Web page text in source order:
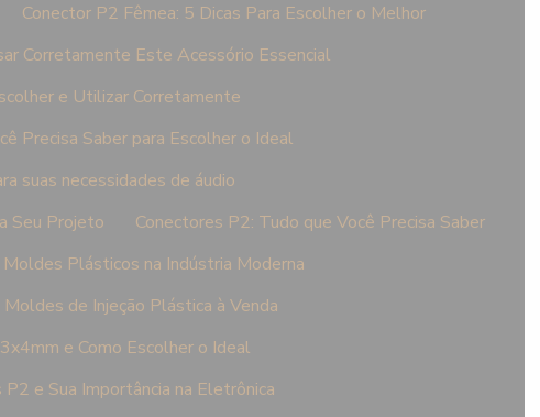
Conector P2 Fêmea: 5 Dicas Para Escolher o Melhor
Corretamente Este Acessório Essencial
e Utilizar Corretamente
Precisa Saber para Escolher o Ideal
suas necessidades de áudio
Seu Projeto
Conectores P2: Tudo que Você Precisa Saber
Plásticos na Indústria Moderna
de Injeção Plástica à Venda
e Como Escolher o Ideal
e Sua Importância na Eletrônica